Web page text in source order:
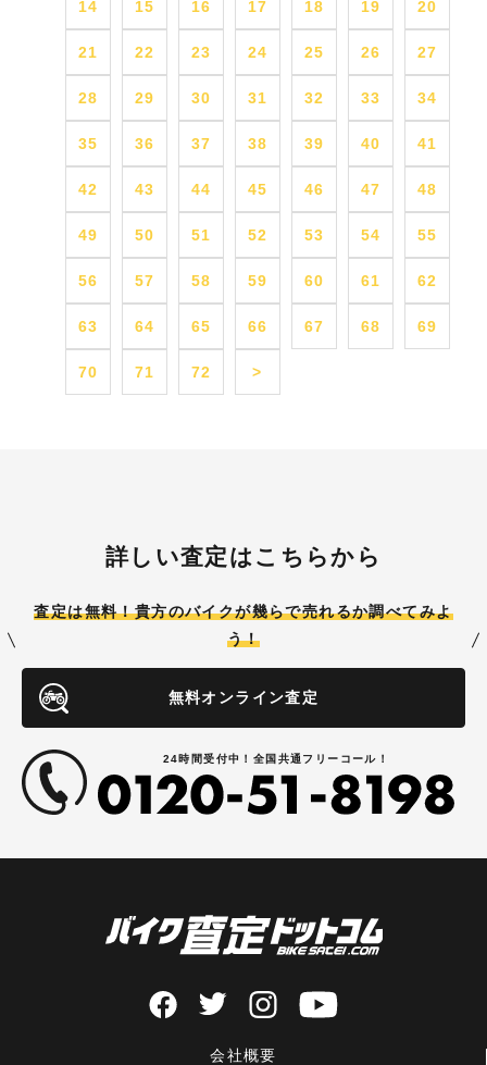
し50㏄以下の原付は除く。皆様のご用命お待ちしておりま
す！！！
14 15 16 17 18 19 20
21 22 23 24 25 26 27
28 29 30 31 32 33 34
35 36 37 38 39 40 41
42 43 44 45 46 47 48
49 50 51 52 53 54 55
56 57 58 59 60 61 62
63 64 65 66 67 68 69
70 71 72 >
詳しい査定はこちらから
査定は無料！貴方のバイクが幾らで売れるか調べてみよ
う！
無料オンライン査定
24時間受付中！全国共通フリーコール！
会社概要